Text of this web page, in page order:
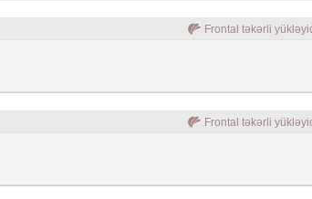
Frontal təkərli
Frontal təkərli